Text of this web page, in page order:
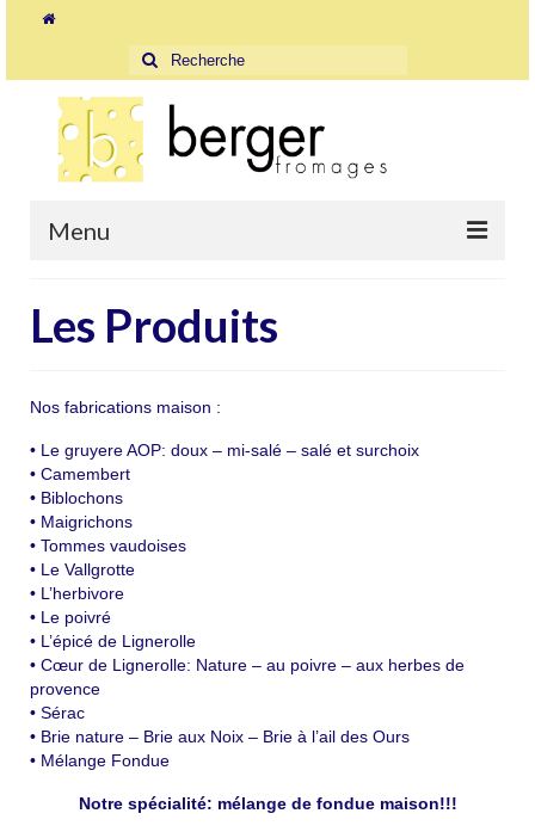
Rechercher
:
Menu
La Fromagerie
Où acheter les produits
Orbe
Lignerolle
La Fabrication
Les Produits
Le Gruyère
Les Produits
Nos fabrications maison :
• Le gruyere AOP: doux – mi-salé – salé et surchoix
• Camembert
• Biblochons
• Maigrichons
• Tommes vaudoises
• Le Vallgrotte
• L’herbivore
• Le poivré
• L’épicé de Lignerolle
• Cœur de Lignerolle: Nature – au poivre – aux herbes de
provence
• Sérac
• Brie nature – Brie aux Noix – Brie à l’ail des Ours
• Mélange Fondue
Notre spécialité: mélange de fondue maison!!!